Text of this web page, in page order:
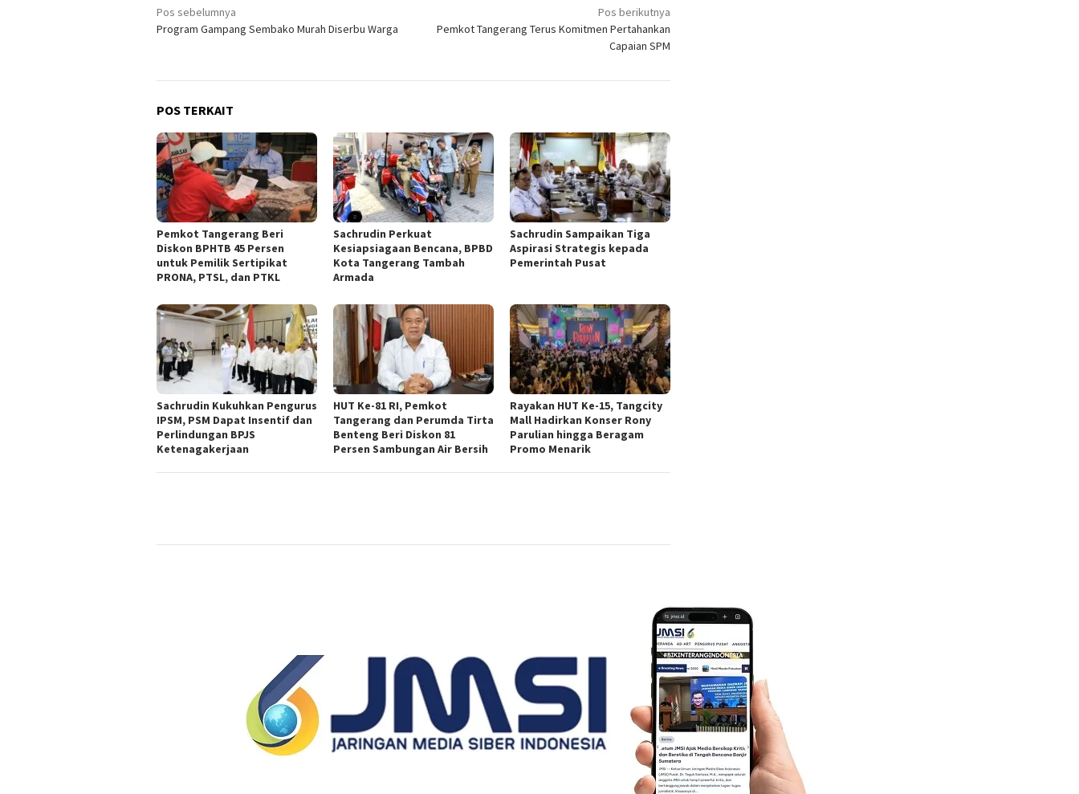
Navigasi
pos
Pos sebelumnya
Program Gampang Sembako Murah Diserbu Warga
Pos berikutnya
Pemkot Tangerang Terus Komitmen Pertahankan
Capaian SPM
POS TERKAIT
Pemkot Tangerang Beri
Diskon BPHTB 45 Persen
untuk Pemilik Sertipikat
PRONA, PTSL, dan PTKL
Sachrudin Perkuat
Kesiapsiagaan Bencana, BPBD
Kota Tangerang Tambah
Armada
Sachrudin Sampaikan Tiga
Aspirasi Strategis kepada
Pemerintah Pusat
Sachrudin Kukuhkan Pengurus
IPSM, PSM Dapat Insentif dan
Perlindungan BPJS
Ketenagakerjaan
HUT Ke-81 RI, Pemkot
Tangerang dan Perumda Tirta
Benteng Beri Diskon 81
Persen Sambungan Air Bersih
Rayakan HUT Ke-15, Tangcity
Mall Hadirkan Konser Rony
Parulian hingga Beragam
Promo Menarik